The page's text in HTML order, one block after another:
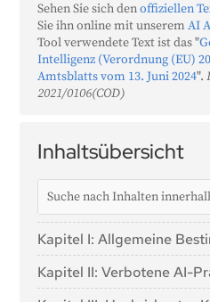
Inhaltsübersicht
Kapitel I: Allgemeine
Artikel 1: Gegenstand
Artikel 2:
Kapitel II: Verbotene AI-
Artikel 5: Verbotene AI-
Sehen Sie sich denoffiziellen
Sie ihn online mit unseremAI
Tool verwendete Text ist das "
Intelligenz (Verordnung (EU)
Amtsblatts vom 13. Juni 2024".
2021/0106(COD)